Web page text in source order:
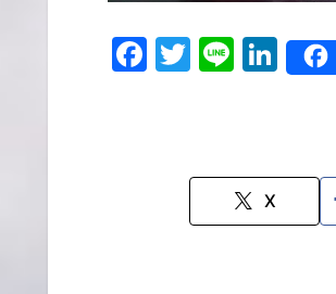
F
T
Li Li
n
n
X